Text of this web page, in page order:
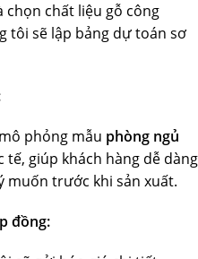
chất liệu gỗ công
tôi sẽ lập bảng dự toán sơ
phỏng mẫu phòng ngủ
giúp khách hàng dễ dàng
muốn trước khi sản xuất.
đồng: